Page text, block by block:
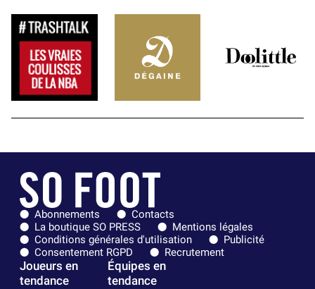
Abonnements
Contacts
La boutique SO PRESS
Mentions légales
Conditions générales d'utilisation
Publicité
Consentement RGPD
Recrutement
Joueurs en
tendance
Équipes en
tendance